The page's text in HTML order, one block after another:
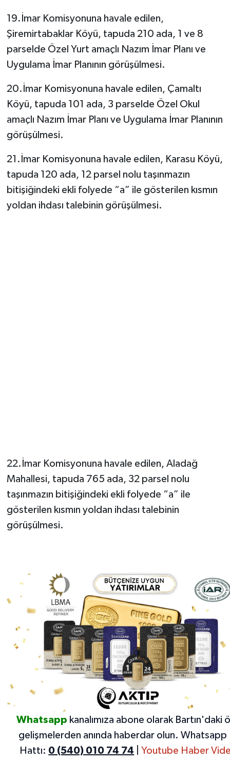
19.İmar Komisyonuna havale edilen,
Şiremirtabaklar Köyü, tapuda 210 ada, 1 ve 8
parselde Özel Yurt amaçlı Nazım İmar Planı ve
Uygulama İmar Planının görüşülmesi.
20.İmar Komisyonuna havale edilen, Çamaltı
Köyü, tapuda 101 ada, 3 parselde Özel Okul
amaçlı Nazım İmar Planı ve Uygulama İmar Planının
görüşülmesi.
21.İmar Komisyonuna havale edilen, Karasu Köyü,
tapuda 120 ada, 12 parsel nolu taşınmazın
bitişiğindeki ekli folyede “a” ile gösterilen kısmın
yoldan ihdası talebinin görüşülmesi.
22.İmar Komisyonuna havale edilen, Aladağ
Mahallesi, tapuda 765 ada, 32 parsel nolu
taşınmazın bitişiğindeki ekli folyede “a” ile
gösterilen kısmın yoldan ihdası talebinin
görüşülmesi.
Whatsapp kanalımıza abone olarak Bartın'daki
gelişmelerden anında haberdar olun. Whatsapp
Hattı: 0 (540) 010 74 74 Youtube Haber